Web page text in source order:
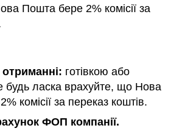
Пошта бере 2% комісії за
готівкою або
будь ласка врахуйте, що Нова
комісії за переказ коштів.
ФОП компанії.